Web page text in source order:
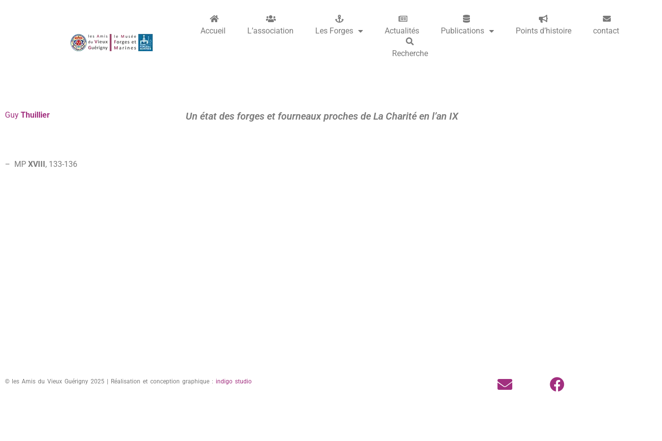
Accueil L’association Les Forges Actualités Publications Points d’histoire contact
Recherche
Guy Thuillier Un état des forges et fourneaux proches de La Charité en l’an IX
– MP XVIII, 133-136
© les Amis du Vieux Guérigny 2025 | Réalisation et conception graphique : indigo studio